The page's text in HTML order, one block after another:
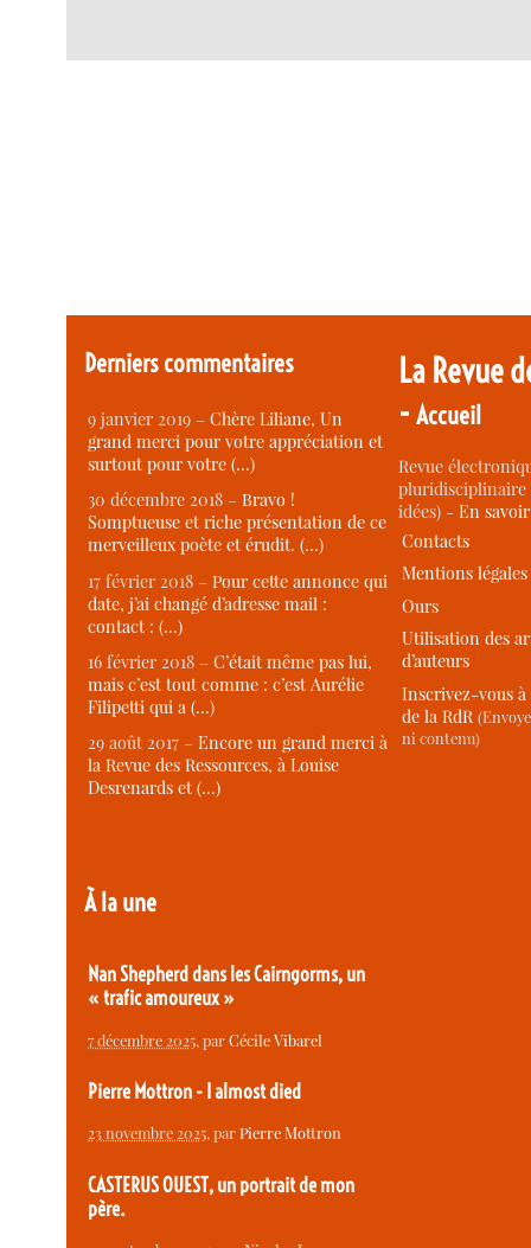
Derniers commentaires
9 janvier 2019 –Chère Liliane, Un
grand merci pour votre appréciation et
surtout pour votre (…)
30 décembre 2018 –Bravo !
Somptueuse et riche présentation de ce
merveilleux poète et érudit. (…)
17 février 2018 –Pour cette annonce qui
date, j’ai changé d’adresse mail :
contact : (…)
16 février 2018 –C’était même pas lui,
mais c’est tout comme : c’est Aurélie
Filipetti qui a (…)
29 août 2017 –Encore un grand merci à
la Revue des Ressources, à Louise
Desrenards et (…)
À la une
Nan Shepherd dans les Cairngorms, un
« trafic amoureux »
7 décembre 2025, parCécile Vibarel
Pierre Mottron - I almost died
23 novembre 2025, parPierre Mottron
CASTERUS OUEST, un portrait de mon
père.
La Revue
-Accueil
Revue
idées) -En
Contacts
Mentions légales
Ours
Utilisation des
d’auteurs
Inscrivez-vous
de la RdR
ni contenu)